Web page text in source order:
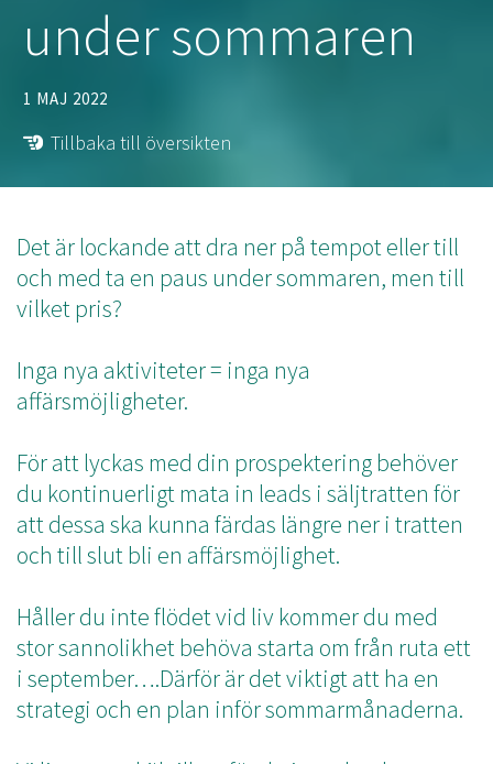
under sommaren
1 MAJ 2022
Tillbaka till översikten
Det är lockande att dra ner på tempot eller till
och med ta en paus under sommaren, men till
vilket pris?
Inga nya aktiviteter = inga nya
affärsmöjligheter.
För att lyckas med din prospektering behöver
du kontinuerligt mata in leads i säljtratten för
att dessa ska kunna färdas längre ner i tratten
och till slut bli en affärsmöjlighet.
Håller du inte flödet vid liv kommer du med
stor sannolikhet behöva starta om från ruta ett
i september….Därför är det viktigt att ha en
strategi och en plan inför sommarmånaderna.